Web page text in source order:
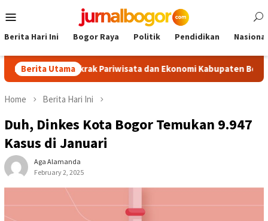
to
Menu
Berita Hari Ini Bogor Raya Politik Pendidikan Nasional
Berita Utama
Dongkrak Pariwisata dan Ekonomi Kabupaten Bogor
Home Berita Hari Ini
Duh, Dinkes Kota Bogor Temukan 9.947
Kasus di Januari
Aga Alamanda
February 2, 2025